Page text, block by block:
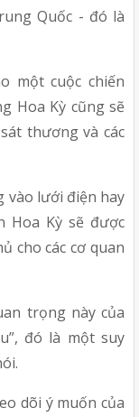
Quốc - đó là
một cuộc chiến
Hoa Kỳ cũng sẽ
thương và các
vào lưới điện hay
Hoa Kỳ sẽ được
cho các cơ quan
trọng này của
đó là một suy
dõi ý muốn của